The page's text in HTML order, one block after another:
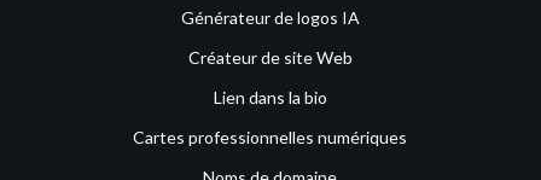
Générateur de logos IA
Créateur de site Web
Lien dans la bio
Cartes professionnelles numériques